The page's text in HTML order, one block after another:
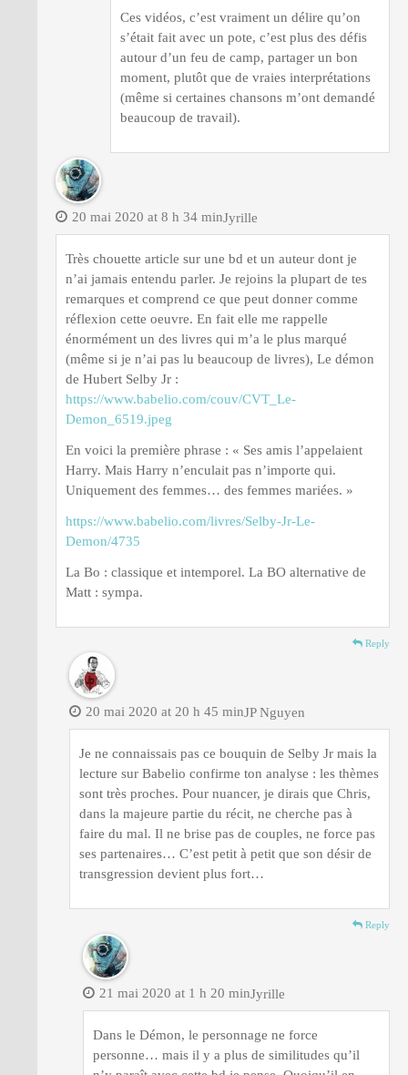
Ces vidéos, c’est vraiment un délire qu’on
s’était fait avec un pote, c’est plus des défis
autour d’un feu de camp, partager un bon
moment, plutôt que de vraies interprétations
(même si certaines chansons m’ont demandé
beaucoup de travail).
Jyrille
20 mai 2020 at 8 h 34 min
Très chouette article sur une bd et un auteur dont je
n’ai jamais entendu parler. Je rejoins la plupart de tes
remarques et comprend ce que peut donner comme
réflexion cette oeuvre. En fait elle me rappelle
énormément un des livres qui m’a le plus marqué
(même si je n’ai pas lu beaucoup de livres), Le démon
de Hubert Selby Jr :
https://www.babelio.com/couv/CVT_Le-
Demon_6519.jpeg
En voici la première phrase : « Ses amis l’appelaient
Harry. Mais Harry n’enculait pas n’importe qui.
Uniquement des femmes… des femmes mariées. »
https://www.babelio.com/livres/Selby-Jr-Le-
Demon/4735
La Bo : classique et intemporel. La BO alternative de
Matt : sympa.
Reply
JP Nguyen
20 mai 2020 at 20 h 45 min
Je ne connaissais pas ce bouquin de Selby Jr mais la
lecture sur Babelio confirme ton analyse : les thèmes
sont très proches. Pour nuancer, je dirais que Chris,
dans la majeure partie du récit, ne cherche pas à
faire du mal. Il ne brise pas de couples, ne force pas
ses partenaires… C’est petit à petit que son désir de
transgression devient plus fort…
Reply
Jyrille
21 mai 2020 at 1 h 20 min
Dans le Démon, le personnage ne force
personne… mais il y a plus de similitudes qu’il